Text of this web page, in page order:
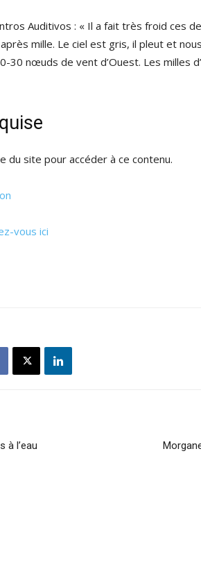
Auditivos : « Il a fait très froid ces
mille. Le ciel est gris, il pleut et
30 nœuds de vent d’Ouest. Les milles
du site pour accéder à ce contenu.
vous ici
à l’eau